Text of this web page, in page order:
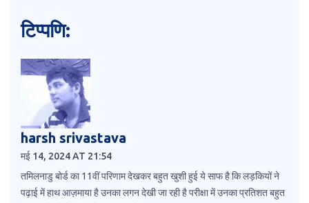
टिप्पणि:
harsh srivastava
मई 14, 2024 AT 21:54
तमिलनाडु बोर्ड का 11वीं परिणाम देखकर बहुत खुशी हुई ये साफ है कि लड़कियों ने
पढ़ाई में हाथ आज़माया है उनका लगन देखी जा रही है परीक्षा में उनका प्रतिशत बहुत